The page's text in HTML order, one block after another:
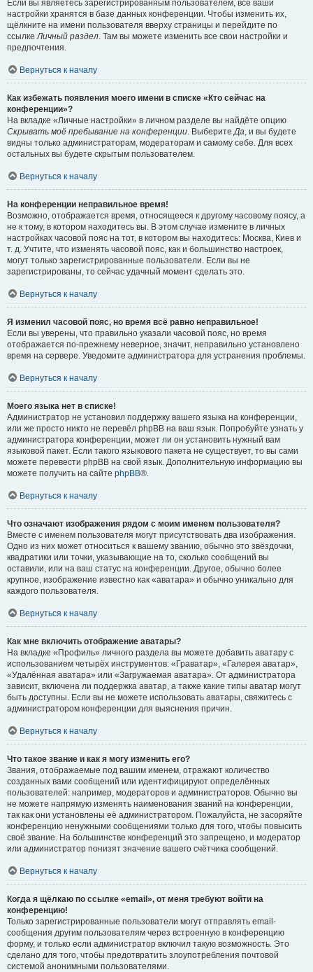
Если вы являетесь зарегистрированным пользователем, все ваши
настройки хранятся в базе данных конференции. Чтобы изменить их,
щёлкните на имени пользователя вверху страницы и перейдите по
ссылкеЛичный раздел. Там вы можете изменить все свои настройки и
предпочтения.
Вернуться к началу
Как избежать появления моего имени в списке «Кто сейчас на
конференции»?
На вкладке «Личные настройки» в личном разделе вы найдёте опцию
Скрывать моё пребывание на конференции. ВыберитеДа, и вы будете
видны только администраторам, модераторам и самому себе. Для всех
остальных вы будете скрытым пользователем.
Вернуться к началу
На конференции неправильное время!
Возможно, отображается время, относящееся к другому часовому поясу, а
не к тому, в котором находитесь вы. В этом случае измените в личных
настройках часовой пояс на тот, в котором вы находитесь: Москва, Киев и
т. д. Учтите, что изменять часовой пояс, как и большинство настроек,
могут только зарегистрированные пользователи. Если вы не
зарегистрированы, то сейчас удачный момент сделать это.
Вернуться к началу
Я изменил часовой пояс, но время всё равно неправильное!
Если вы уверены, что правильно указали часовой пояс, но время
отображается по-прежнему неверное, значит, неправильно установлено
время на сервере. Уведомите администратора для устранения проблемы.
Вернуться к началу
Моего языка нет в списке!
Администратор не установил поддержку вашего языка на конференции,
или же просто никто не перевёл phpBB на ваш язык. Попробуйте узнать у
администратора конференции, может ли он установить нужный вам
языковой пакет. Если такого языкового пакета не существует, то вы сами
можете перевести phpBB на свой язык. Дополнительную информацию вы
можете получить на сайте phpBB®.
Вернуться к началу
Что означают изображения рядом с моим именем пользователя?
Вместе с именем пользователя могут присутствовать два изображения.
Одно из них может относиться к вашему званию, обычно это звёздочки,
квадратики или точки, указывающие на то, сколько сообщений вы
оставили, или на ваш статус на конференции. Другое, обычно более
крупное, изображение известно как «аватара» и обычно уникально для
каждого пользователя.
Вернуться к началу
Как мне включить отображение аватары?
На вкладке «Профиль» личного раздела вы можете добавить аватару с
использованием четырёх инструментов: «Граватар», «Галерея аватар»,
«Удалённая аватара» или «Загружаемая аватара». От администратора
зависит, включена ли поддержка аватар, а также какие типы аватар могут
быть доступны. Если вы не можете использовать аватары, свяжитесь с
администратором конференции для выяснения причин.
Вернуться к началу
Что такое звание и как я могу изменить его?
Звания, отображаемые под вашим именем, отражают количество
созданных вами сообщений или идентифицируют определённых
пользователей: например, модераторов и администраторов. Обычно вы
не можете напрямую изменять наименования званий на конференции,
так как они установлены её администратором. Пожалуйста, не засоряйте
конференцию ненужными сообщениями только для того, чтобы повысить
своё звание. На большинстве конференций это запрещено, и модератор
или администратор понизят значение вашего счётчика сообщений.
Вернуться к началу
Когда я щёлкаю по ссылке «email», от меня требуют войти на
конференцию!
Только зарегистрированные пользователи могут отправлять email-
сообщения другим пользователям через встроенную в конференцию
форму, и только если администратор включил такую возможность. Это
сделано для того, чтобы предотвратить злоупотребления почтовой
системой анонимными пользователями.